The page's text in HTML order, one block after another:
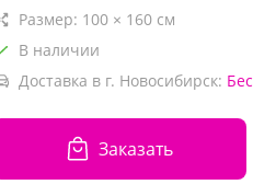
Размер: 100 × 160 см
В наличии
Доставка в г. Новосибирск:
Заказать